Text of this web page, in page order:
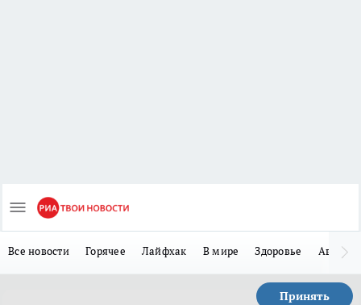
Все новости Горячее Лайфхак В мире Здоровье Авто
Принять